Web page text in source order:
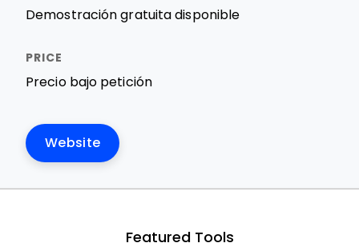
Demostración gratuita disponible
Precio bajo petición
Website
Featured Tools